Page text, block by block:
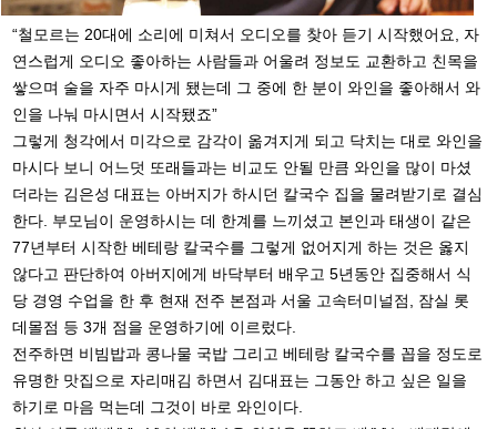
“철모르는 20대에 소리에 미쳐서 오디오를 찾아 듣기 시작했어요, 자
연스럽게 오디오 좋아하는 사람들과 어울려 정보도 교환하고 친목을
쌓으며 술을 자주 마시게 됐는데 그 중에 한 분이 와인을 좋아해서 와
인을 나눠 마시면서 시작됐죠”
그렇게 청각에서 미각으로 감각이 옮겨지게 되고 닥치는 대로 와인을
마시다 보니 어느덧 또래들과는 비교도 안될 만큼 와인을 많이 마셨
더라는 김은성 대표는 아버지가 하시던 칼국수 집을 물려받기로 결심
한다. 부모님이 운영하시는 데 한계를 느끼셨고 본인과 태생이 같은
77년부터 시작한 베테랑 칼국수를 그렇게 없어지게 하는 것은 옳지
않다고 판단하여 아버지에게 바닥부터 배우고 5년동안 집중해서 식
당 경영 수업을 한 후 현재 전주 본점과 서울 고속터미널점, 잠실 롯
데몰점 등 3개 점을 운영하기에 이르렀다.
전주하면 비빔밥과 콩나물 국밥 그리고 베테랑 칼국수를 꼽을 정도로
유명한 맛집으로 자리매김 하면서 김대표는 그동안 하고 싶은 일을
하기로 마음 먹는데 그것이 바로 와인이다.